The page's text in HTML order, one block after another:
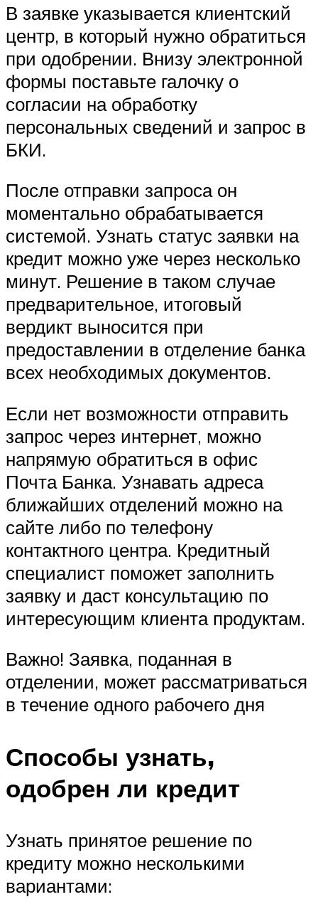
В заявке указывается клиентский
центр, в который нужно обратиться
при одобрении. Внизу электронной
формы поставьте галочку о
согласии на обработку
персональных сведений и запрос в
БКИ.
После отправки запроса он
моментально обрабатывается
системой. Узнать статус заявки на
кредит можно уже через несколько
минут. Решение в таком случае
предварительное, итоговый
вердикт выносится при
предоставлении в отделение банка
всех необходимых документов.
Если нет возможности отправить
запрос через интернет, можно
напрямую обратиться в офис
Почта Банка. Узнавать адреса
ближайших отделений можно на
сайте либо по телефону
контактного центра. Кредитный
специалист поможет заполнить
заявку и даст консультацию по
интересующим клиента продуктам.
Важно! Заявка, поданная в
отделении, может рассматриваться
в течение одного рабочего дня
Способы узнать,
одобрен ли кредит
Узнать принятое решение по
кредиту можно несколькими
вариантами: